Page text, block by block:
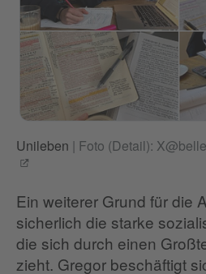
Unileben | Foto (Detail):
Ein weiterer Grund für die
sicherlich die starke
die sich durch einen
zieht. Gregor beschäftigt